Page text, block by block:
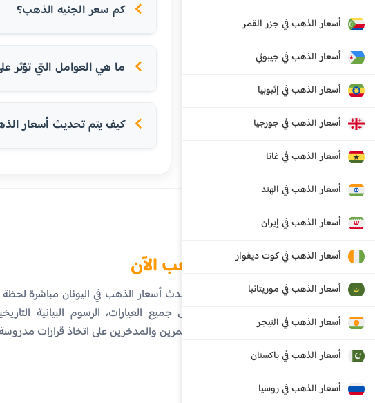
أسعار الذهب في جزر القمر
أسعار الذهب في جيبوتي
أسعار الذهب في إثيوبيا
أسعار الذهب في جورجيا
أسعار الذهب في غانا
أسعار الذهب في الهند
أسعار الذهب في إيران
أسعار الذهب في كوت ديفوار
أسعار الذهب في موريتانيا
أسعار الذهب في النيجر
أسعار الذهب في باكستان
أسعار الذهب في روسيا
كم سعر الجنيه الذهب؟
ما هي العوامل التي تؤثر
كيف يتم تحديث أسعار
الذهب الآن
تابع أحدث أسعار الذهب في اليونان مباشرة
تفاصيل جميع العيارات، الرسوم البيانية
المستثمرين والمدخرين على اتخاذ قرارات